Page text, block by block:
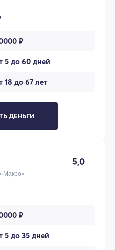
₽
5 до 60 дней
18 до 67 лет
ДЕНЬГИ
5,0
₽
5 до 35 дней